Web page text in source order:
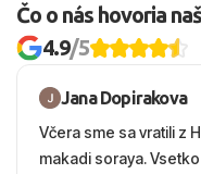
Čo o nás hovoria
4.9/5
Jana Dopirakova
Včera sme sa vratili z
makadi soraya.